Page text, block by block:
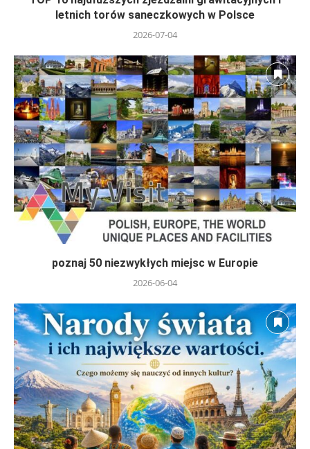
letnich torów saneczkowych w Polsce
2026-07-04
poznaj 50 niezwykłych miejsc w Europie
2026-06-04